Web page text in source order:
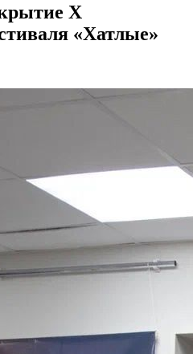
X
«Хатлые»